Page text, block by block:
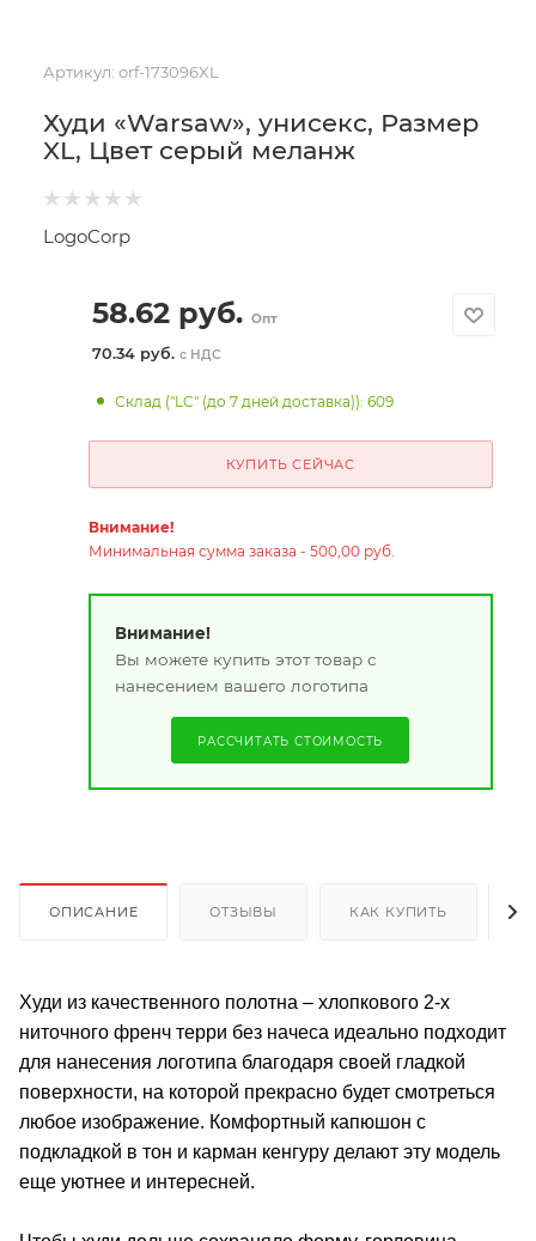
Артикул: orf-173096XL
Худи «Warsaw», унисекс, Размер
XL, Цвет серый меланж
LogoCorp
58.62руб. Опт
70.34 руб. с НДС
Склад ("LC" (до 7 дней доставка)): 609
КУПИТЬ СЕЙЧАС
Внимание!
Минимальная сумма заказа - 500,00 руб.
Внимание!
Вы можете купить этот товар с
нанесением вашего логотипа
РАССЧИТАТЬ СТОИМОСТЬ
ОПИСАНИЕ ОТЗЫВЫ КАК КУПИТЬ
Худи из качественного полотна – хлопкового 2-х
ниточного френч терри без начеса идеально подходит
для нанесения логотипа благодаря своей гладкой
поверхности, на которой прекрасно будет смотреться
любое изображение. Комфортный капюшон с
подкладкой в тон и карман кенгуру делают эту модель
еще уютнее и интересней.